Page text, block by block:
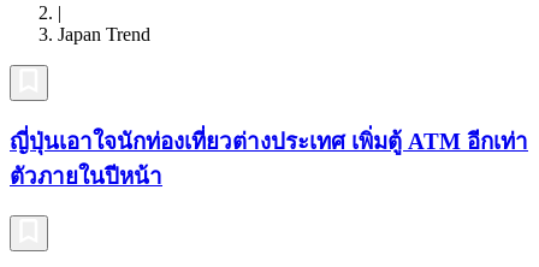
|
Japan Trend
ญี่ปุ่นเอาใจนักท่องเที่ยวต่างประเทศ เพิ่มตู้ ATM อีกเท่า
ตัวภายในปีหน้า